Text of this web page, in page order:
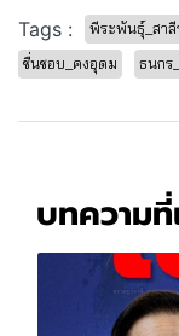
Tags : พีระพันธุ์_สาลี
ชื่นชอบ_คงอุดม
ธนกร
บทความ